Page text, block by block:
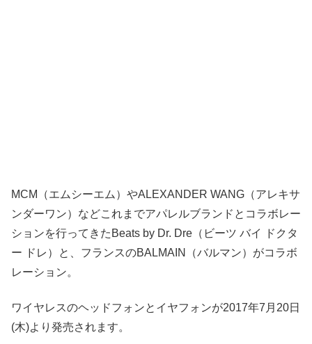
MCM（エムシーエム）やALEXANDER WANG（アレキサ
ンダーワン）などこれまでアパレルブランドとコラボレー
ションを行ってきたBeats by Dr. Dre（ビーツ バイ ドクタ
ー ドレ）と、フランスのBALMAIN（バルマン）がコラボ
レーション。
ワイヤレスのヘッドフォンとイヤフォンが2017年7月20日
(木)より発売されます。